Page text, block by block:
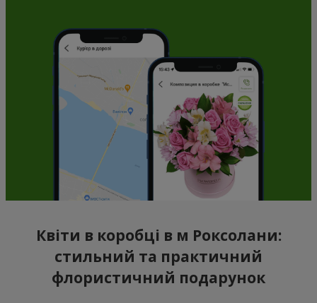
Квіти в коробці в м Роксолани:
стильний та практичний
флористичний подарунок